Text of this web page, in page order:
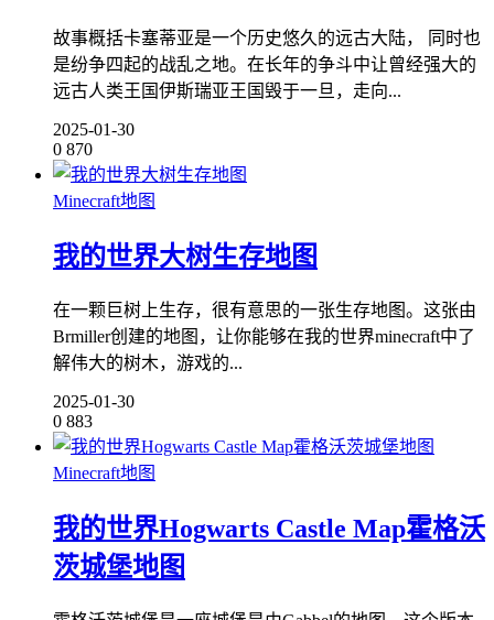
故事概括卡塞蒂亚是一个历史悠久的远古大陆， 同时也
是纷争四起的战乱之地。在长年的争斗中让曾经强大的
远古人类王国伊斯瑞亚王国毁于一旦，走向...
2025-01-30
0 870
Minecraft地图
我的世界大树生存地图
在一颗巨树上生存，很有意思的一张生存地图。这张由
Brmiller创建的地图，让你能够在我的世界minecraft中了
解伟大的树木，游戏的...
2025-01-30
0 883
Minecraft地图
我的世界Hogwarts Castle Map霍格沃
茨城堡地图